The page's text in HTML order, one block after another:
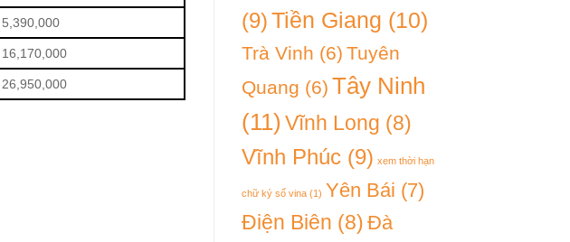
5,390,000
16,170,000
26,950,000
(9)Tiền Giang (10)
Trà Vinh (6) Tuyên
Quang (6) Tây Ninh
(11) Vĩnh Long (8)
Vĩnh Phúc(9) xem thời hạn
chữ ký số vina(1) Yên Bái (7)
Điện Biên (8) Đà